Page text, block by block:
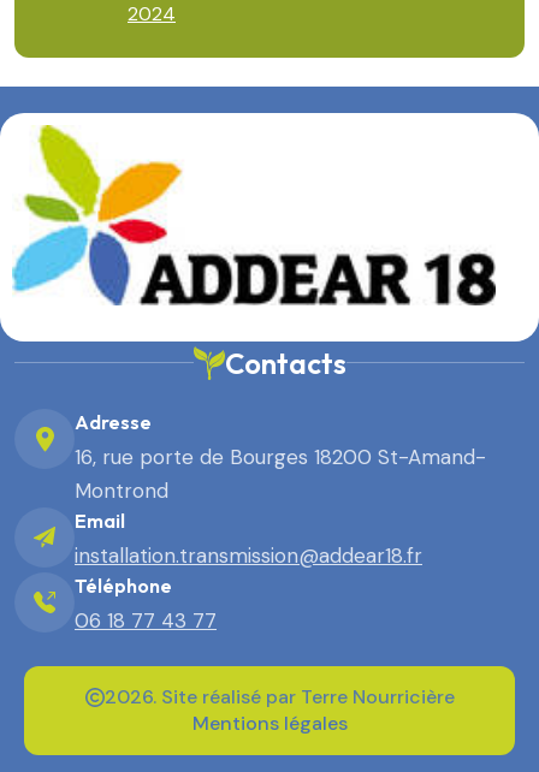
2024
Contacts
Adresse
16, rue porte de Bourges 18200 St-Amand-
Montrond
Email
installation.transmission@addear18.fr
Téléphone
06 18 77 43 77
2026. Site réalisé par Terre Nourricière
Mentions légales